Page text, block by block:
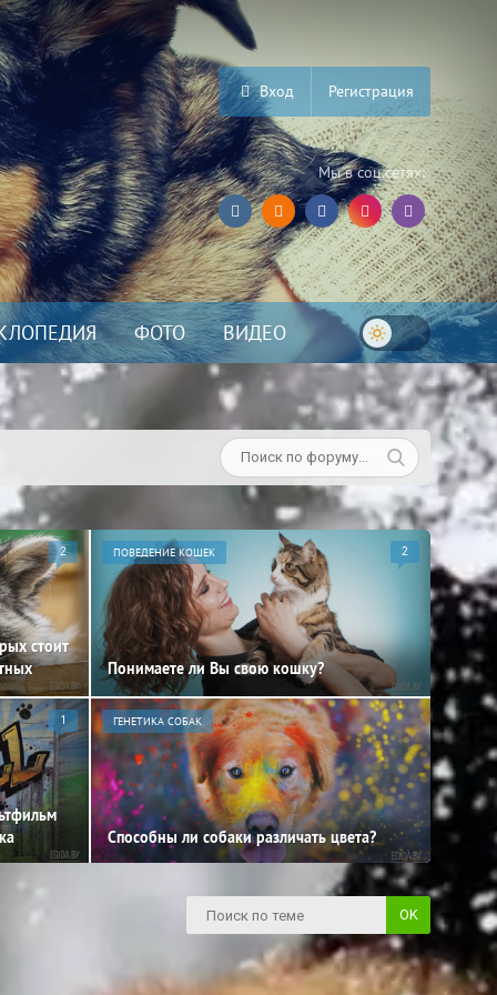
Вход Регистрация
Мы в соц.сетях:
ФОТО ВИДЕО
2
стоит
ПОВЕДЕНИЕ КОШЕК 2
Понимаете ли Вы свою кошку?
1 ГЕНЕТИКА СОБАК
Способны ли собаки различать цвета?